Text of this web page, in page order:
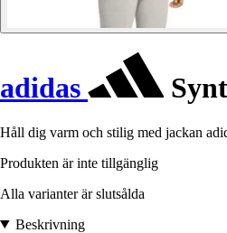
adidas
Håll dig varm och stilig med jackan
Produkten är inte tillgänglig
Alla varianter är slutsålda
Beskrivning